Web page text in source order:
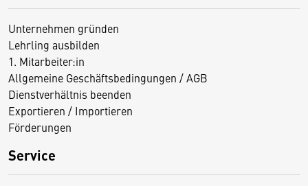
Unternehmen gründen
Lehrling ausbilden
1. Mitarbeiter:in
Allgemeine Geschäftsbedingungen / AGB
Dienstverhältnis beenden
Exportieren / Importieren
Förderungen
Service